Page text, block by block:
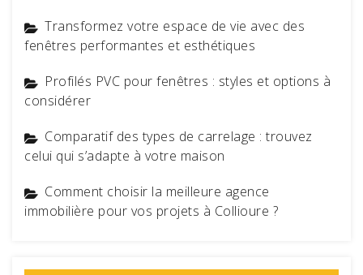
Transformez votre espace de vie avec des
fenêtres performantes et esthétiques
Profilés PVC pour fenêtres : styles et options à
considérer
Comparatif des types de carrelage : trouvez
celui qui s’adapte à votre maison
Comment choisir la meilleure agence
immobilière pour vos projets à Collioure ?